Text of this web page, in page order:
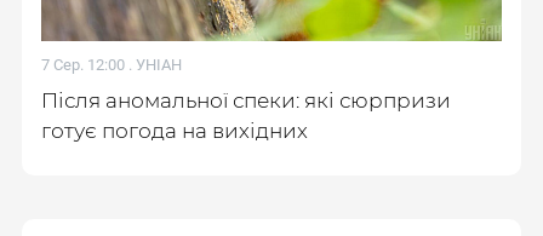
7 Сер. 12:00 . УНІАН
Після аномальної спеки: які сюрпризи
готує погода на вихідних